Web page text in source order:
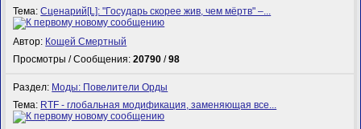
Тема:Сценарий[L]: "Государь скорее жив, чем мёртв" –...
Автор: Кощей Смертный
Просмотры / Сообщения:20790 /98
Раздел: Моды: Повелители Орды
Тема: RTF - глобальная модификация, заменяющая все...